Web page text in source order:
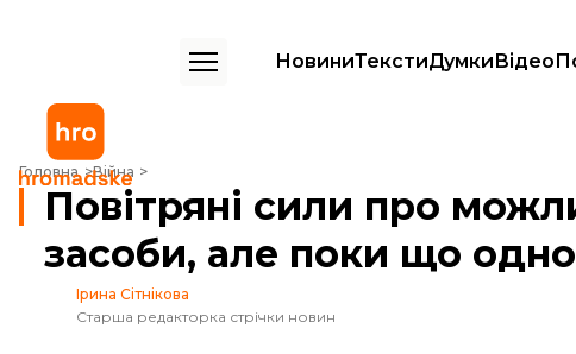
НовиниТекстиДумкиВідео
Головна Війна
Повітряні сили про можливу «відповідь» кремля: росія має засоби, але
Повітряні сили про
засоби, але поки що
Ірина Сітнікова
Старша редакторка стрічки новин